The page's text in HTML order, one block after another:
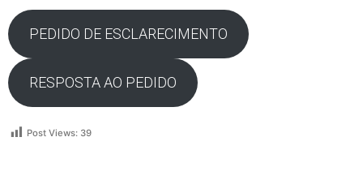
PEDIDO DE ESCLARECIMENTO
RESPOSTA AO PEDIDO
Post Views: 39